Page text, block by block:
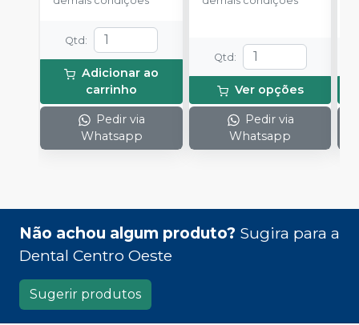
Qtd :
Adicionar ao
carrinho
Pedir via
Whatsapp
Qtd :
Ver opções
Pedir via
Whatsapp
Não achou algum produto? Sugira para a
Dental Centro Oeste
Sugerir produtos